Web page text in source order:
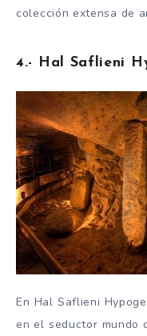
colección extensa de
4.- Hal Saflieni
En Hal Saflieni
en el seductor mundo